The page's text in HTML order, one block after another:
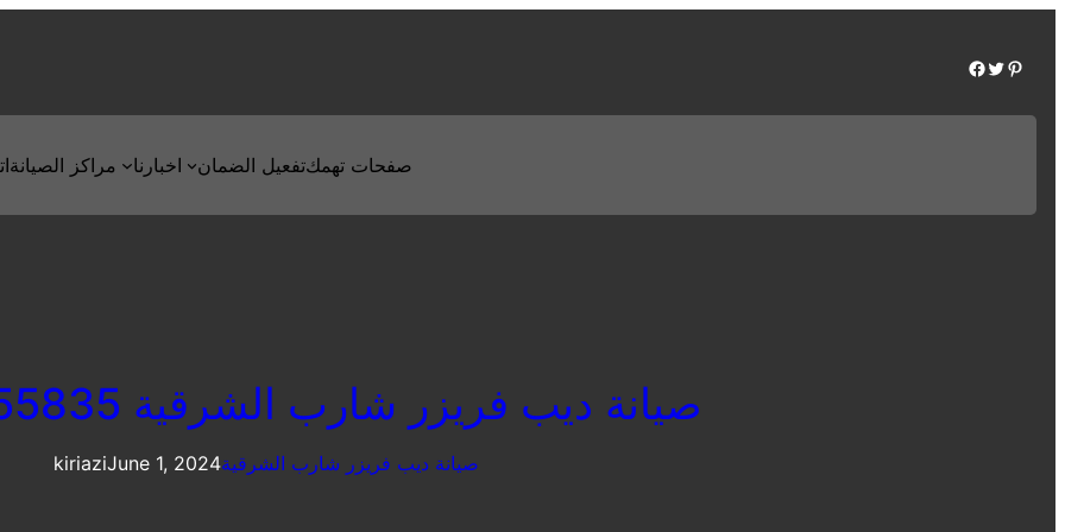
Facebook Twitter Pinterest
مراكز الصيانة اخبارنا تفعيل الضمانصفحات تهمك
صيانة ديب فريزر شارب الشرقية 01093055835
kiriaziJune 1, 2024صيانة ديب فريزر شارب الشرقية